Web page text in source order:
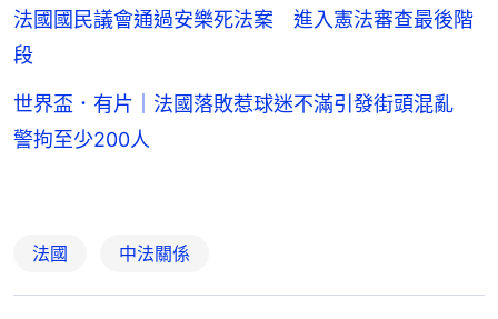
法國國民議會通過安樂死法案 進入憲法審查最後階
段
世界盃．有片｜法國落敗惹球迷不滿引發街頭混亂
警拘至少200人
法國 中法關係